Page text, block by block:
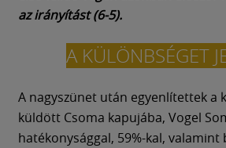
az irányítást (6-5).
A KÜLÖNBSÉGET
A nagyszünet után egyenlítettek a
küldött Csoma kapujába, Vogel
hatékonysággal, 59%-kal,